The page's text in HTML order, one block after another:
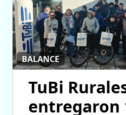
BALANCE
TuBi
entregaron